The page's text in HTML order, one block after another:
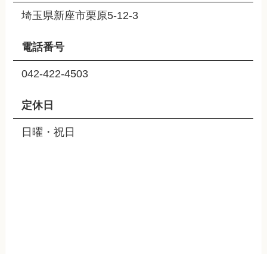
埼玉県新座市栗原5-12-3
電話番号
042-422-4503
定休日
日曜・祝日